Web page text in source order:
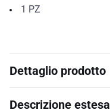
1 PZ
Dettaglio prodotto
Descrizione estesa